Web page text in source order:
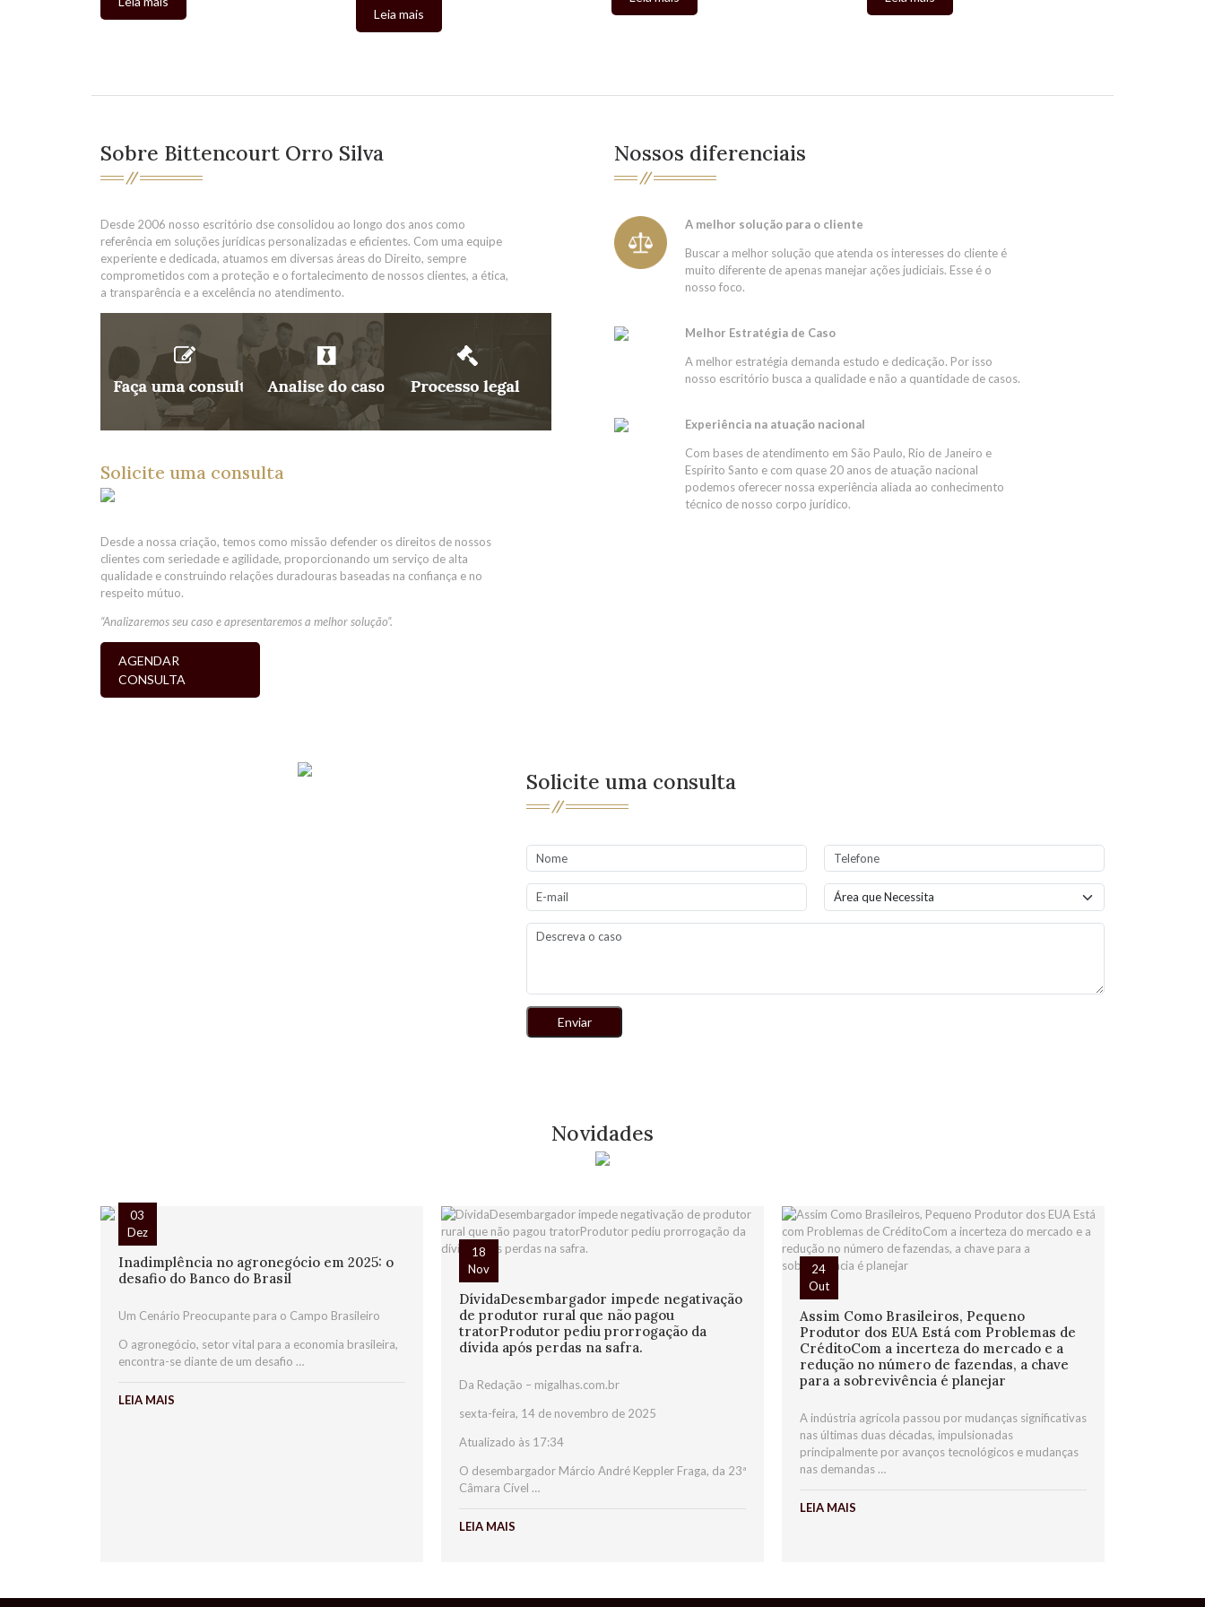
Leia mais
Sobre Bittencourt Orro Silva
Desde 2006 nosso escritório dse consolidou ao longo dos anos como
referência em soluções jurídicas personalizadas e eficientes. Com uma equipe
experiente e dedicada, atuamos em diversas áreas do Direito, sempre
comprometidos com a proteção e o fortalecimento de nossos clientes, a ética,
a transparência e a excelência no atendimento.
Solicite uma consulta
Desde a nossa criação, temos como missão defender os direitos de nossos
clientes com seriedade e agilidade, proporcionando um serviço de alta
qualidade e construindo relações duradouras baseadas na confiança e no
respeito mútuo.
“Analizaremos seu caso e apresentaremos a melhor solução”.
AGENDAR
CONSULTA
Nossos diferenciais
A melhor solução para o cliente
Buscar a melhor solução que atenda os interesses do cliente é
muito diferente de apenas manejar ações judiciais. Esse é o
nosso foco.
Melhor Estratégia de Caso
A melhor estratégia demanda estudo e dedicação. Por isso
nosso escritório busca a qualidade e não a quantidade de casos.
Experiência na atuação nacional
Com bases de atendimento em São Paulo, Rio de Janeiro e
Espírito Santo e com quase 20 anos de atuação nacional
podemos oferecer nossa experiência aliada ao conhecimento
técnico de nosso corpo jurídico.
Solicite uma consulta
Novidades
03
Dez
Inadimplência no agronegócio em 2025: o
desafio do Banco do Brasil
Um Cenário Preocupante para o Campo Brasileiro
O agronegócio, setor vital para a economia brasileira,
encontra-se diante de um desafio …
LEIA MAIS
18
Nov
DívidaDesembargador impede negativação
de produtor rural que não pagou
tratorProdutor pediu prorrogação da
dívida após perdas na safra.
Da Redação – migalhas.com.br
sexta-feira, 14 de novembro de 2025
Atualizado às 17:34
O desembargador Márcio André Keppler Fraga, da 23ª
Câmara Cível …
LEIA MAIS
24
Out
Assim Como Brasileiros, Pequeno
Produtor dos EUA Está com Problemas de
CréditoCom a incerteza do mercado e a
redução no número de fazendas, a chave
para a sobrevivência é planejar
A indústria agrícola passou por mudanças significativas
nas últimas duas décadas, impulsionadas
principalmente por avanços tecnológicos e mudanças
nas demandas …
LEIA MAIS